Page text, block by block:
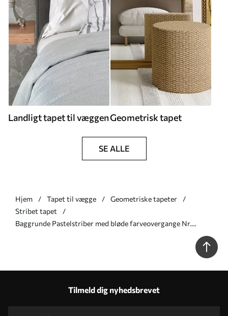
Landligt tapet til væggenGeometrisk tapet
SE ALLE
Hjem Tapet til vægge
Geometriske tapeter
Stribet tapet
Baggrunde Pastelstriber med bløde farveovergange Nr.
Tilmeld dig nyhedsbrevet